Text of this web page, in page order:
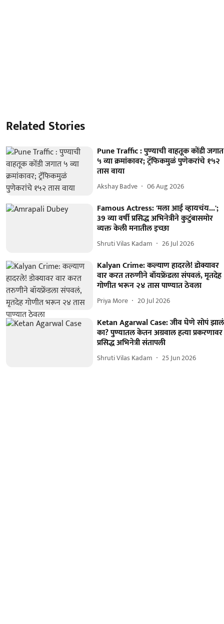
Related Stories
Pune Traffic : पुण्याची वाहतूक कोंडी जगात
५ व्या क्रमांकावर; ट्रॅफिकमुळं पुणेकरांचे १५२
तास वाया
Akshay Badve 06 Aug 2026
Famous Actress: 'मला आई व्हायचंय...';
39 व्या वर्षी प्रसिद्ध अभिनेत्रीने कुटुंबासमोर
व्यक्त केली मनातील इच्छा
Shruti Vilas Kadam 26 Jul 2026
Kalyan Crime: कल्याण हादरले! डोक्यावर
वार करत तरुणीने बॉयफ्रेंडला संपवलं, मृतदेह
गोणीत भरून २४ तास पाण्यात ठेवला
Priya More 20 Jul 2026
Ketan Agarwal Case: जीव घेणे सोपं झालं
का? पुण्यातल केतन अग्रवाल हत्या प्रकरणावर
प्रसिद्ध अभिनेत्री संतापली
Shruti Vilas Kadam 25 Jun 2026